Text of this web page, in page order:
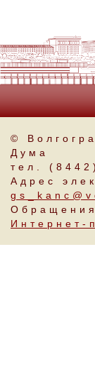
©
Дума
тел.
Адрес
Интернет-